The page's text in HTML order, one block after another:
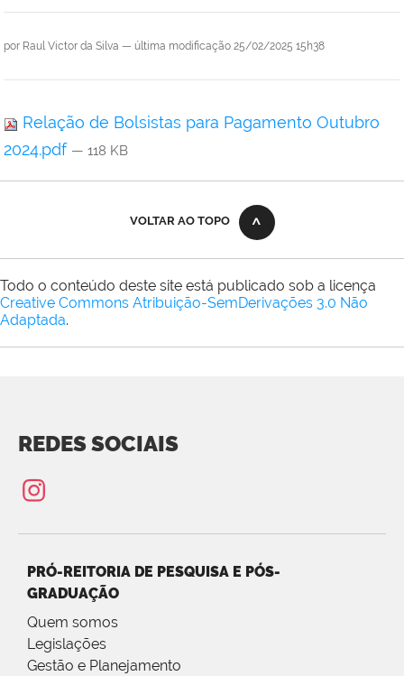
por Raul Victor da Silva — última modificação 25/02/2025 15h38
Relação de Bolsistas para Pagamento Outubro
2024.pdf — 118 KB
VOLTAR AO TOPO
Todo o conteúdo deste site está publicado sob a licença
Creative Commons Atribuição-SemDerivações 3.0 Não
Adaptada.
REDES SOCIAIS
PRÓ-REITORIA DE PESQUISA E PÓS-
GRADUAÇÃO
Quem somos
Legislações
Gestão e Planejamento